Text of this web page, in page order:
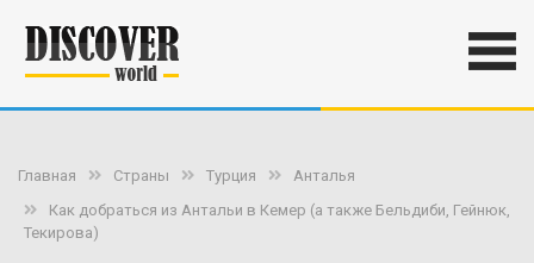
Главная Страны Турция
Анталья
Как добраться из Антальи в Кемер (а также Бельдиби, Гейнюк,
Текирова)